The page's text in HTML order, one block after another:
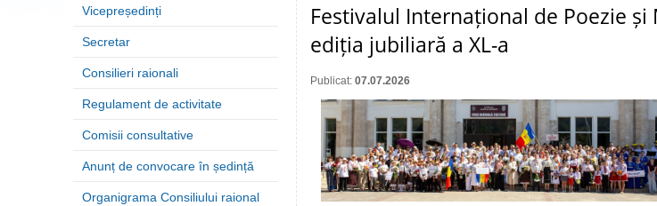
Vicepreședinți
Secretar
Consilieri raionali
Regulament de activitate
Comisii consultative
Anunț de convocare în ședință
Organigrama Consiliului raional
Festivalul Internațional de Poezie și
ediția jubiliară a XL-a
Publicat: 07.07.2026